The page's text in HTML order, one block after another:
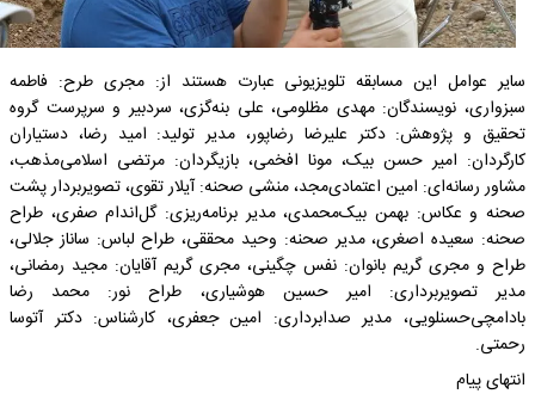
سایر عوامل این مسابقه تلویزیونی عبارت هستند از: مجری طرح: فاطمه
سبزواری، نویسندگان: مهدی مظلومی، علی بنه‌گزی، سردبیر و سرپرست گروه
تحقیق و پژوهش: دکتر علیرضا رضاپور، مدیر تولید: امید رضا، دستیاران
کارگردان: امیر حسن بیک، مونا افخمی، بازیگردان: مرتضی اسلامی‌مذهب،
مشاور رسانه‌ای: امین اعتمادی‌مجد، منشی صحنه: آیلار تقوی، تصویربردار پشت
صحنه و عکاس: بهمن بیک‌محمدی، مدیر برنامه‌ریزی: گل‌اندام صفری، طراح
صحنه: سعیده اصغری، مدیر صحنه: وحید محققی، طراح لباس: ساناز جلالی،
طراح و مجری گریم بانوان: نفس چگینی، مجری گریم آقایان: مجید رمضانی،
مدیر تصویربرداری: امیر حسین هوشیاری، طراح نور: محمد رضا
بادامچی‌حسنلویی، مدیر صدابرداری: امین جعفری، کارشناس: دکتر آتوسا
رحمتی.
انتهای پیام